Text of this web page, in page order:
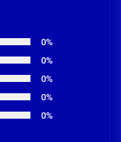
0%
0%
0%
0%
0%